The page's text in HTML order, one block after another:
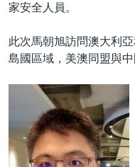
家安全人員。
此次馬朝旭訪問澳大利
島國區域，美澳同盟與中